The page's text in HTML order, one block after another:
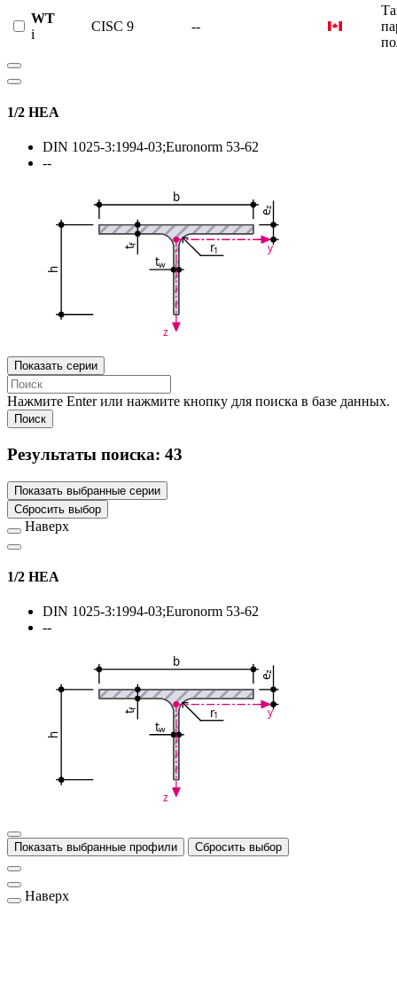
WT
i
CISC 9 --
1/2 HEA
DIN 1025-3:1994-03;Euronorm 53-62
--
b
h
t
f
tw
e
z
r1 y
z
Показать серии
Нажмите Enter или нажмите кнопку для поиска в базе данных.
Поиск
Результаты поиска: 43
Показать выбранные серии
Сбросить выбор
Наверх
1/2 HEA
DIN 1025-3:1994-03;Euronorm 53-62
--
b
h
t
f
tw
e
z
r1 y
z
Показать выбранные профили Сбросить выбор
Наверх